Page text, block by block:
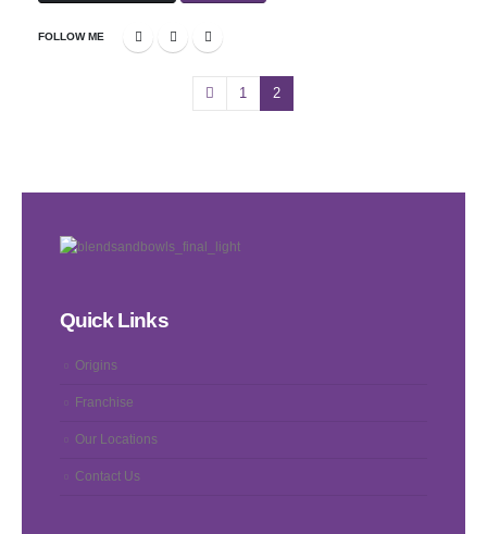
FOLLOW ME
1 2
Quick Links
Origins
Franchise
Our Locations
Contact Us